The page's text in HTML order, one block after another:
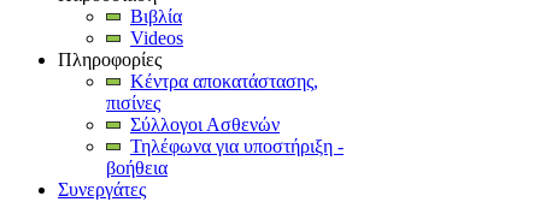
Βιβλία
Videos
Πληροφορίες
Κέντρα αποκατάστασης,
πισίνες
Σύλλογοι Ασθενών
Τηλέφωνα για υποστήριξη -
βοήθεια
Συνεργάτες